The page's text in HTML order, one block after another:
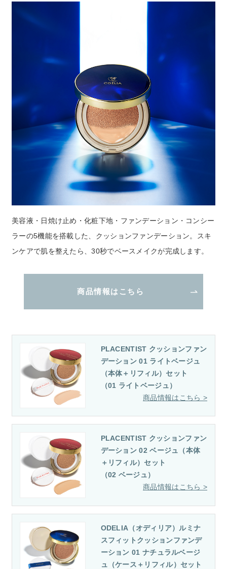
美容液・日焼け止め・化粧下地・ファンデーション・コンシー
ラーの5機能を搭載した、クッションファンデーション。スキ
ンケアで肌を整えたら、30秒でベースメイクが完成します。
商品情報はこちら
PLACENTIST クッションファン
デーション 01 ライトベージュ
（本体＋リフィル）セット
（01 ライトベージュ）
PLACENTIST クッションファン
デーション 02 ベージュ（本体
＋リフィル）セット
（02 ベージュ）
ODELIA（オディリア）ルミナ
スフィットクッションファンデ
ーション 01 ナチュラルベージ
ュ（ケース＋リフィル）セット